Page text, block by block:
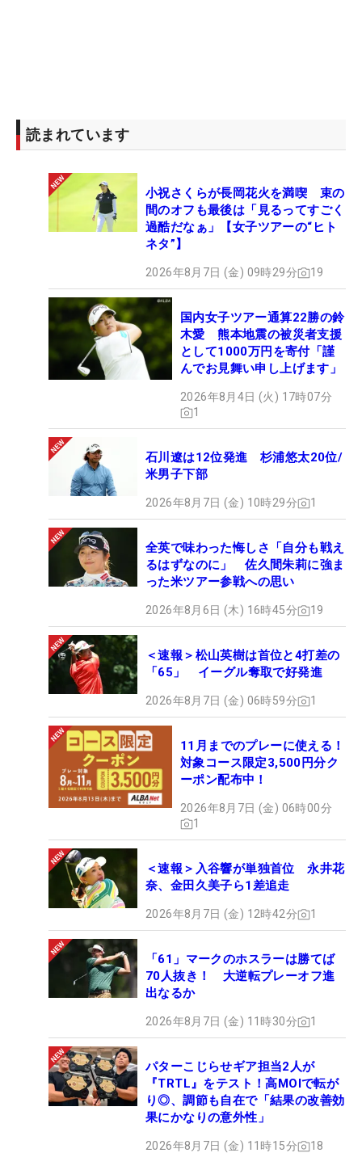
読まれています
小祝さくらが長岡花火を満喫 束の
間のオフも最後は「見るってすごく
過酷だなぁ」【女子ツアーの“ヒト
ネタ”】
2026年8月7日 (金) 09時29分 19
国内女子ツアー通算22勝の鈴
木愛 熊本地震の被災者支援
として1000万円を寄付「謹
んでお見舞い申し上げます」
2026年8月4日 (火) 17時07分
1
石川遼は12位発進 杉浦悠太20位/
米男子下部
2026年8月7日 (金) 10時29分 1
全英で味わった悔しさ「自分も戦え
るはずなのに」 佐久間朱莉に強ま
った米ツアー参戦への思い
2026年8月6日 (木) 16時45分 19
＜速報＞松山英樹は首位と4打差の
「65」 イーグル奪取で好発進
2026年8月7日 (金) 06時59分 1
11月までのプレーに使える！
対象コース限定3,500円分ク
ーポン配布中！
2026年8月7日 (金) 06時00分
1
＜速報＞入谷響が単独首位 永井花
奈、金田久美子ら1差追走
2026年8月7日 (金) 12時42分 1
「61」マークのホスラーは勝てば
70人抜き！ 大逆転プレーオフ進
出なるか
2026年8月7日 (金) 11時30分 1
パターこじらせギア担当2人が
『TRTL』をテスト！高MOIで転が
り◎、調節も自在で「結果の改善効
果にかなりの意外性」
2026年8月7日 (金) 11時15分 18